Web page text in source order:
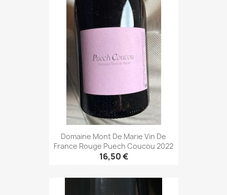
Domaine Mont De Marie Vin De
France Rouge Puech Coucou 2022
16,50 €